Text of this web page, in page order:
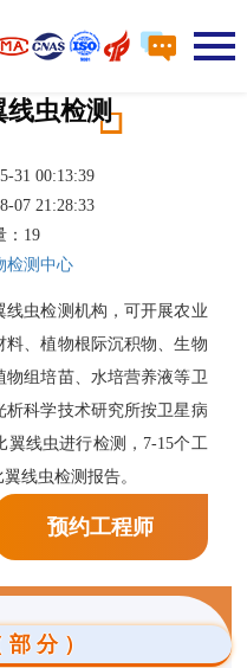
线虫检测
31 00:13:39
07 21:28:33
19
检测中心
虫检测机构，可开展农业
、植物根际沉积物、生物
物组培苗、水培营养液等卫
科学技术研究所按卫星病
线虫进行检测，7-15个工
线虫检测报告。
预约工程师
分）